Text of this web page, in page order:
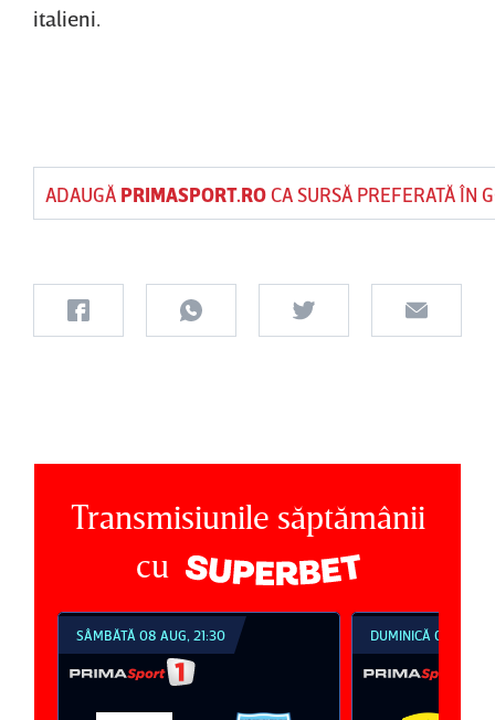
italieni.
ADAUGĂ PRIMASPORT.ROCA SURSĂ PREFERATĂ ÎN
Transmisiunile săptămânii
cu
SÂMBĂTĂ 08 AUG, 21:30 DUMINICĂ 09 AUG,